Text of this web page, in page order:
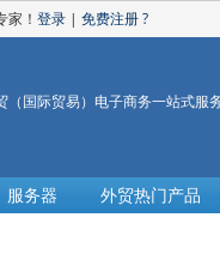
！ 登录 | 免费注册?
（国际贸易）电子商务一站式服
服务器 外贸热门产品